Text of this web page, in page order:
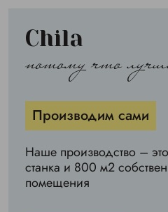
Chila
потому что
Производим сами
Наше производство –
станка и 800 м2
помещения